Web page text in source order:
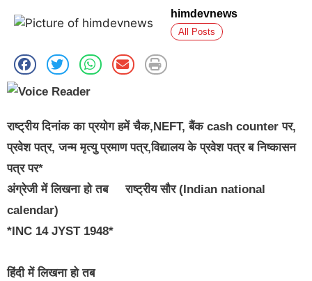
himdevnews
All Posts
राष्ट्रीय दिनांक का प्रयोग हमें चैक,NEFT, बैंक cash counter पर,
प्रवेश पत्र, जन्म मृत्यु प्रमाण पत्र,विद्यालय के प्रवेश पत्र ब निष्कासन
पत्र पर*
अंग्रेजी में लिखना हो तब राष्ट्रीय सौर (Indian national
calendar)
*INC 14 JYST 1948*
हिंदी में लिखना हो तब